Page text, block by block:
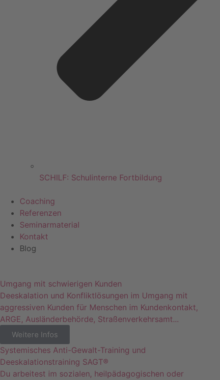
SCHILF: Schulinterne Fortbildung
Coaching
Referenzen
Seminarmaterial
Kontakt
Blog
Umgang mit schwierigen Kunden
Deeskalation und Konfliktlösungen im Umgang mit
aggressiven Kunden für Menschen im Kundenkontakt,
ARGE, Ausländerbehörde, Straßenverkehrsamt...
Weitere Infos
Systemisches Anti-Gewalt-Training und
Deeskalationstraining SAGT®
Du arbeitest im sozialen, heilpädagogischen oder